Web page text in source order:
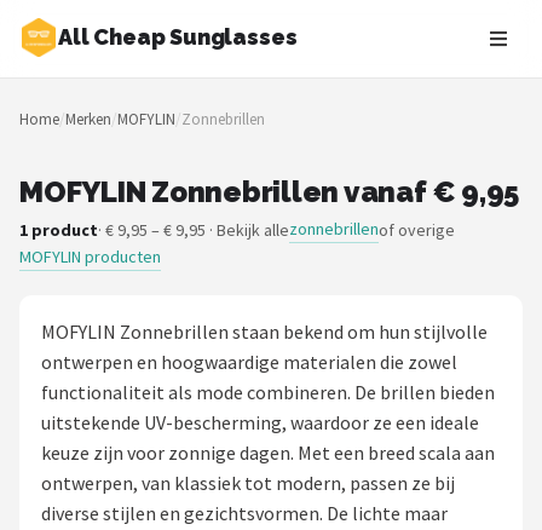
All Cheap Sunglasses
Zoeken
NAVIGATIE
Merken
Zonnebrillen
POPULAIRE MERKEN
Home/Merken/MOFYLIN/Zonnebrillen
MOFYLIN Zonnebrillen vanaf € 9,95
1 product· € 9,95 – € 9,95 · Bekijk allezonnebrillenof overige
MOFYLIN producten
MOFYLIN Zonnebrillen staan bekend om hun stijlvolle
ontwerpen en hoogwaardige materialen die zowel
functionaliteit als mode combineren. De brillen bieden
uitstekende UV-bescherming, waardoor ze een ideale
keuze zijn voor zonnige dagen. Met een breed scala aan
ontwerpen, van klassiek tot modern, passen ze bij
diverse stijlen en gezichtsvormen. De lichte maar